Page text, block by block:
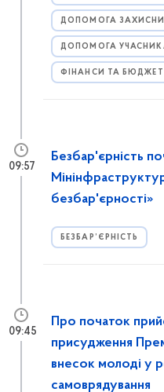
ДОПОМОГА
ДОПОМОГА
ФІНАНСИ ТА БЮДЖЕТ
Безбар'єрність
безбар'єрності»
БЕЗБАР’ЄРНІСТЬ
09:57
Про початок
присудження
внесок молоді у
самоврядування
09:45